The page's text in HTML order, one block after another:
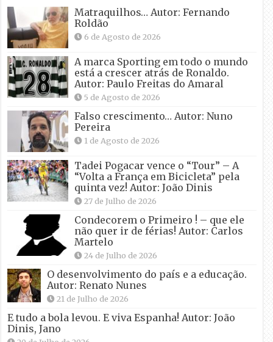
Matraquilhos… Autor: Fernando
Roldão
6 de Agosto de 2026
A marca Sporting em todo o mundo
está a crescer atrás de Ronaldo.
Autor: Paulo Freitas do Amaral
5 de Agosto de 2026
Falso crescimento… Autor: Nuno
Pereira
1 de Agosto de 2026
Tadei Pogacar vence o “Tour” – A
“Volta a França em Bicicleta” pela
quinta vez! Autor: João Dinis
27 de Julho de 2026
Condecorem o Primeiro ! – que ele
não quer ir de férias! Autor: Carlos
Martelo
24 de Julho de 2026
O desenvolvimento do país e a educação.
Autor: Renato Nunes
21 de Julho de 2026
E tudo a bola levou. E viva Espanha! Autor: João
Dinis, Jano